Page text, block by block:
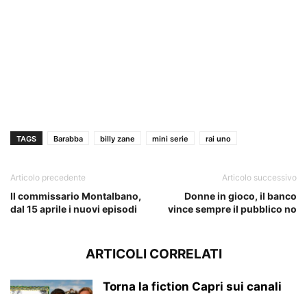
TAGS Barabba billy zane mini serie rai uno
Articolo precedente
Il commissario Montalbano,
dal 15 aprile i nuovi episodi
Articolo successivo
Donne in gioco, il banco
vince sempre il pubblico no
ARTICOLI CORRELATI
Torna la fiction Capri sui canali